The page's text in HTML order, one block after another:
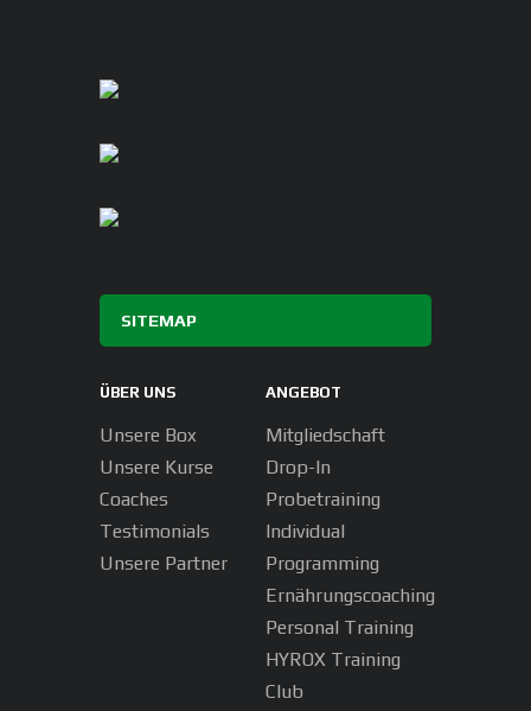
SITEMAP
ÜBER UNS
Unsere Box
Unsere Kurse
Coaches
Testimonials
Unsere Partner
ANGEBOT
Mitgliedschaft
Drop-In
Probetraining
Individual
Programming
Ernährungscoaching
Personal Training
HYROX Training
Club